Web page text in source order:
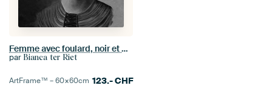
Femme avec foulard, noir et blanc
par Bianca ter Riet
ArtFrame™ –60×60cm 123.-CHF